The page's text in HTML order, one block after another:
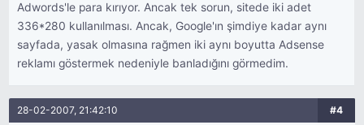
Adwords'le para kırıyor. Ancak tek sorun, sitede iki adet
336*280 kullanılması. Ancak, Google'ın şimdiye kadar aynı
sayfada, yasak olmasına rağmen iki aynı boyutta Adsense
reklamı göstermek nedeniyle banladığını görmedim.
28-02-2007, 21:42:10 #4